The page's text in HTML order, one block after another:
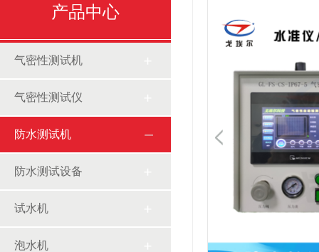
产品中心
气密性测试机
气密性测试仪
防水测试机
防水测试设备
试水机
泡水机